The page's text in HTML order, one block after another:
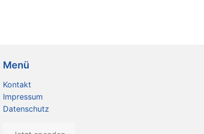
Menü
Kontakt
Impressum
Datenschutz